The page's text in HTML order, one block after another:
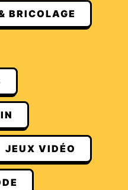
BRICOLAGE
JEUX VIDÉO